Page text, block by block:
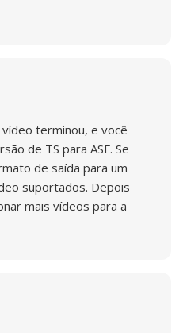
terminou, e você
de TS para ASF. Se
de saída para um
suportados. Depois
mais vídeos para a